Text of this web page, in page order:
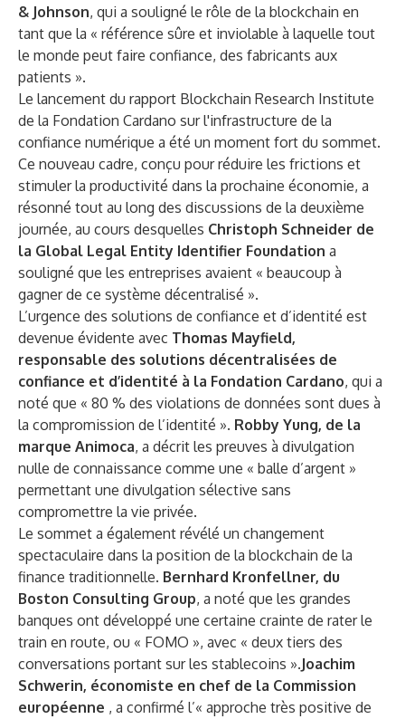
& Johnson, qui a souligné le rôle de la blockchain en
tant que la « référence sûre et inviolable à laquelle tout
le monde peut faire confiance, des fabricants aux
patients ».
Le lancement du rapport Blockchain Research Institute
de la Fondation Cardano sur l'infrastructure de la
confiance numérique a été un moment fort du sommet.
Ce nouveau cadre, conçu pour réduire les frictions et
stimuler la productivité dans la prochaine économie, a
résonné tout au long des discussions de la deuxième
journée, au cours desquelles Christoph Schneider de
la Global Legal Entity Identifier Foundation a
souligné que les entreprises avaient « beaucoup à
gagner de ce système décentralisé ».
L’urgence des solutions de confiance et d’identité est
devenue évidente avec Thomas Mayfield,
responsable des solutions décentralisées de
confiance et d’identité à la Fondation Cardano, qui a
noté que « 80 % des violations de données sont dues à
la compromission de l’identité ». Robby Yung, de la
marque Animoca, a décrit les preuves à divulgation
nulle de connaissance comme une « balle d’argent »
permettant une divulgation sélective sans
compromettre la vie privée.
Le sommet a également révélé un changement
spectaculaire dans la position de la blockchain de la
finance traditionnelle. Bernhard Kronfellner, du
Boston Consulting Group, a noté que les grandes
banques ont développé une certaine crainte de rater le
train en route, ou « FOMO », avec « deux tiers des
conversations portant sur les stablecoins ».Joachim
Schwerin, économiste en chef de la Commission
européenne , a confirmé l’« approche très positive de